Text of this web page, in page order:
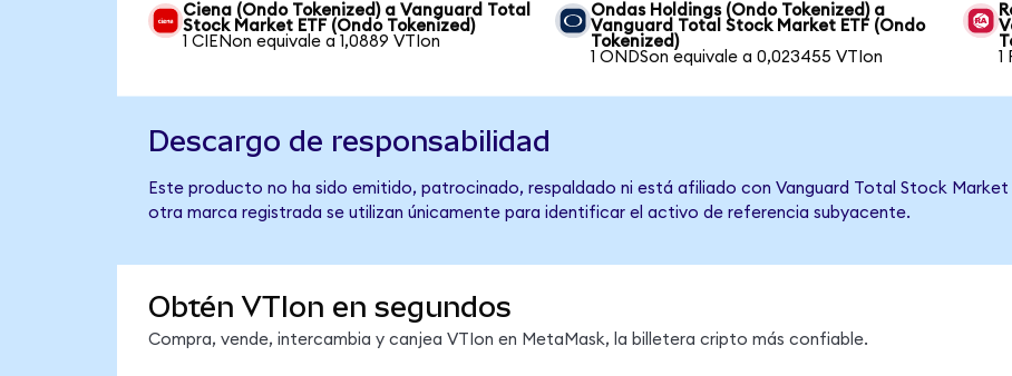
Ciena (Ondo Tokenized) a Vanguard Total
Stock Market ETF (Ondo Tokenized)
1 CIENon equivale a 1,0889 VTIon
Ondas Holdings (Ondo Tokenized) a
Vanguard Total Stock Market ETF (Ondo
Tokenized)
1 ONDSon equivale a 0,023455 VTIon
1
Descargo de responsabilidad
Este producto no ha sido emitido, patrocinado, respaldado ni está afiliado con Vanguard Total Stock Market
otra marca registrada se utilizan únicamente para identificar el activo de referencia subyacente.
Obtén VTIon en segundos
Compra, vende, intercambia y canjea VTIon en MetaMask, la billetera cripto más confiable.